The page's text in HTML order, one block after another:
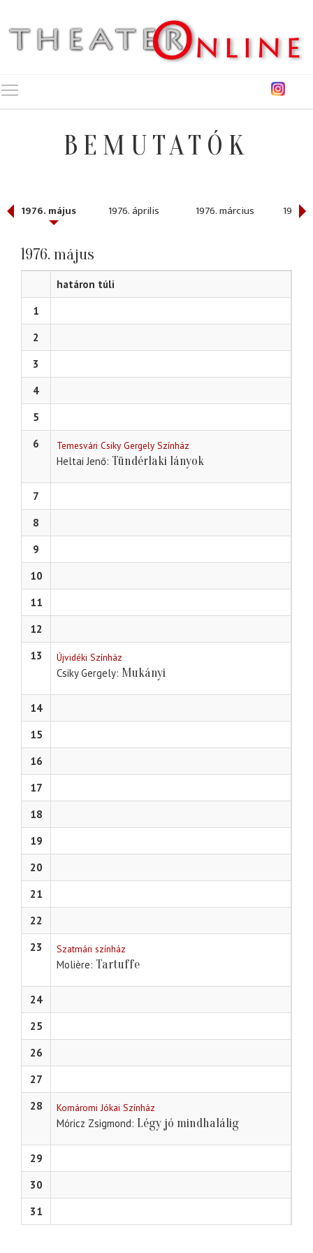
BEMUTATÓK
1976. május 1976. április 1976. március 1976.
1976. május
határon túli
1
2
3
4
5
6
Temesvári Csiky Gergely Színház
Heltai Jenő Tündérlaki lányok
7
8
9
10
11
12
13
Újvidéki Színház
Csiky Gergely Mukányi
14
15
16
17
18
19
20
21
22
23
Szatmári színház
Molière Tartuffe
24
25
26
27
28
Komáromi Jókai Színház
Móricz Zsigmond Légy jó mindhalálig
29
30
31